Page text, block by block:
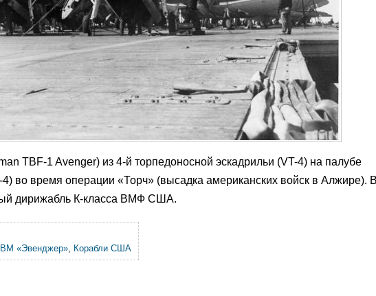
TBF-1 Avenger) из 4-й торпедоносной эскадрильи (VT-4) на палубе
во время операции «Торч» (высадка американских войск в Алжире). В
дирижабль К-класса ВМФ США.
«Эвенджер», Корабли США